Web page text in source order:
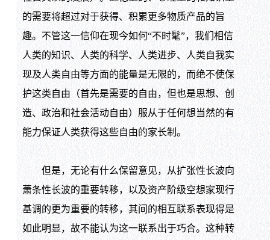
的需要将超过对于获得、积累更多物质产品的旨
趣。不管这一信仰在现今如何“不时髦”，我们相信
人类的知识、人类的科学、人类进步、人类自我实
现及人类自由等方面的能量是无限的，而绝不使保
护这类自由（首先是需要的自由，但也是思想、创
造、政治和社会活动自由）服从于任何想当然的有
能力保证人类获得这些自由的家长制。
但是，无论有什么保留意见，从扩张性长波向
萧条性长波的重要转移，以及资产阶级空想家现行
基调的更为重要的转移，其间的相互联系表现得是
如此明显，故不能认为这一联系出于巧合。这种转